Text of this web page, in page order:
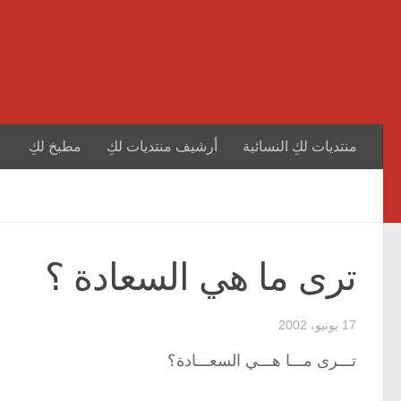
منتديات لكِ النسائية أرشيف منتديات لكِ مطبخ لكِ
ترى ما هي السعادة ؟
17 يونيو، 2002
تـــرى مـــا هـــي السعـــادة؟